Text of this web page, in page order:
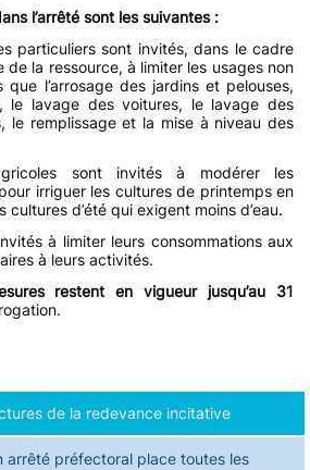
l’arrêté sont les suivantes :
particuliers sont invités, dans le cadre
de la ressource, à limiter les usages non
que l’arrosage des jardins et pelouses,
le lavage des voitures, le lavage des
le remplissage et la mise à niveau des
sont invités à modérer les
irriguer les cultures de printemps en
d’été qui exigent moins d’eau.
à limiter leurs consommations aux
à leurs activités.
restent en vigueur jusqu’au 31
de la redevance incitative
arrêté préfectoral place toutes les